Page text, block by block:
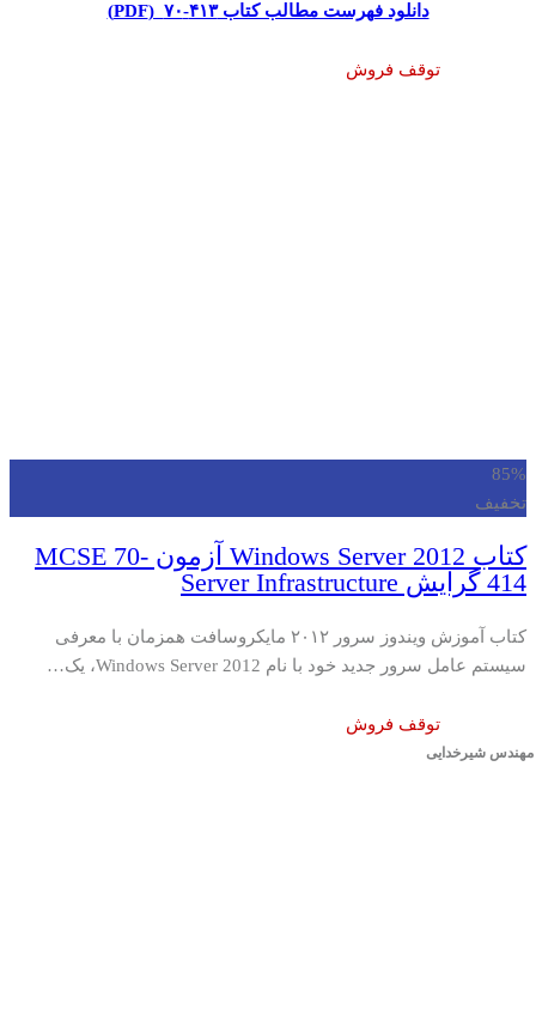
دانلود فهرست مطالب کتاب ۴۱۳-۷۰ (PDF)
توقف فروش
85%
تخفیف
کتاب Windows Server 2012 آزمون MCSE 70-
414 گرایش Server Infrastructure
کتاب آموزش ویندوز سرور ۲۰۱۲ مایکروسافت همزمان با معرفی
سیستم عامل سرور جدید خود با نام Windows Server 2012، یک…
توقف فروش
مهندس شیرخدایی